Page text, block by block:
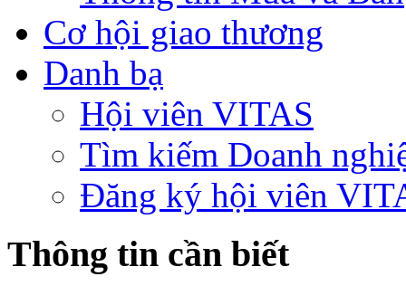
Cơ hội giao thương
Danh bạ
Hội viên VITAS
Tìm kiếm Doanh
Đăng ký hội viên
Thông tin cần biết